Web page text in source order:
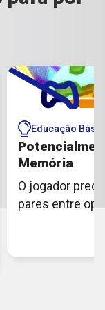
Educação
Memória
O jogador
pares entre